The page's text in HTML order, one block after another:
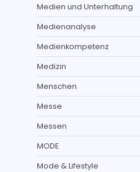
Medien und Unterhaltung
Medienanalyse
Medienkompetenz
Medizin
Menschen
Messe
Messen
MODE
Mode & Lifestyle